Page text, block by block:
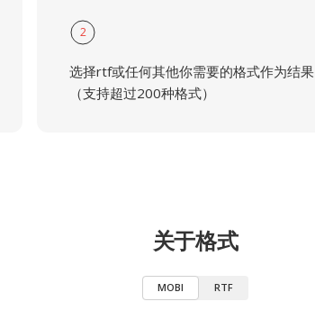
2
选择rtf或任何其他你需要的格式作为结果
（支持超过200种格式）
关于格式
MOBI RTF